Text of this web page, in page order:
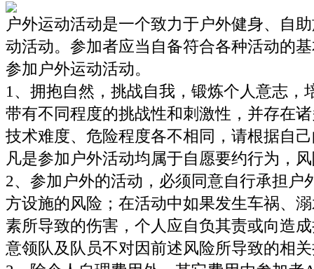
户外运动活动是一个致力于户外健身、自
动活动。参加者应当自备符合各种活动的
参加户外运动活动。
1、拥抱自然，挑战自我，锻炼个人意志
带有不同程度的挑战性和刺激性，并存在
技术难度、危险程度各不相同，请根据自
凡是参加户外活动均属于自愿要约行为，
2、参加户外的活动，必须同意自行承担
方设施的风险；在活动中如果发生车祸、
素所导致的伤害，个人应自负其责或向造
意领队及队员不对因前述风险所导致的相